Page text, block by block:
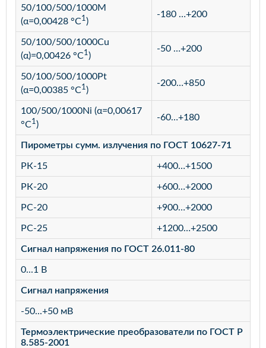
50/100/500/1000М
(α=0,00428 °С1)
-180 …+200
50/100/500/1000Cu
(α)=0,00426 °С1)
-50 …+200
50/100/500/1000Pt
(α=0,00385 °С1)
-200…+850
100/500/1000Ni (α=0,00617
°С1)
-60…+180
Пирометры сумм. излучения по ГОСТ 10627-71
РК-15 +400…+1500
РК-20 +600…+2000
РС-20 +900…+2000
РС-25 +1200…+2500
Сигнал напряжения по ГОСТ 26.011-80
0...1 В
Сигнал напряжения
-50...+50 мВ
Термоэлектрические преобразователи по ГОСТ Р
8.585-2001